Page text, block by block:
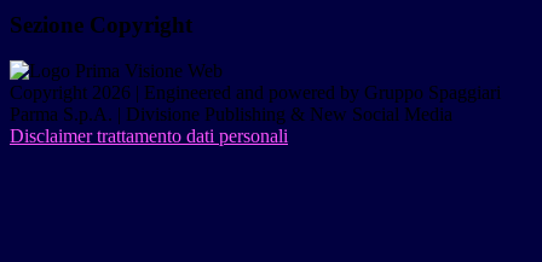
Sezione Copyright
Copyright 2026 | Engineered and powered by Gruppo Spaggiari
Parma S.p.A. | Divisione Publishing & New Social Media
Disclaimer trattamento dati personali